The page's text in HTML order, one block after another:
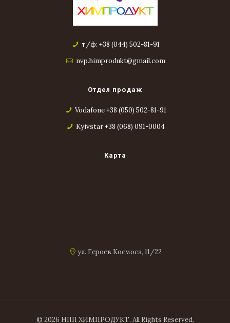
т/ф: +38 (044) 502-81-91
nvp.himprodukt@gmail.com
Отдел продаж
Vodafone +38 (050) 502-81-91
Kyivstar +38 (068) 091-0004
Карта
ул. Героев Космоса, 11/22
© 2026 НПП ХИМПРОДУКТ. All Rights Reserved.